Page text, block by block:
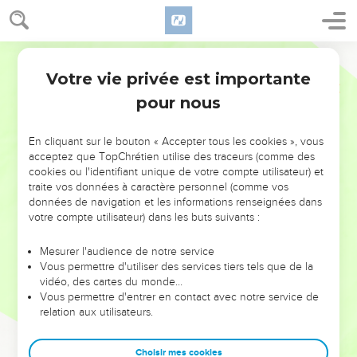
NE MANQUEZ PAS L’ÉVÉNEMENT
DE L’ANNÉE !
ET SI LEURS ERREURS POUVAIENT VOUS ÉVITER LES
VOTRES ?
leur foi ou leur vision. Mais on voit moins les doutes, les erreurs
et les saisons difficiles qu'ils ont traversés, alors même que ce
sont elles qui les ont façonnés.
Dans cette conférence, leaders, entrepreneurs, et responsables
clés pour avancer avec plus de sagesse afin que leurs erreurs
Votre vie privée est importante
pour nous
En cliquant sur le bouton « Accepter tous les cookies », vous
acceptez que TopChrétien utilise des traceurs (comme des
cookies ou l'identifiant unique de votre compte utilisateur) et
traite vos données à caractère personnel (comme vos
données de navigation et les informations renseignées dans
votre compte utilisateur) dans les buts suivants :
Mesurer l'audience de notre service
Vous permettre d'utiliser des services tiers tels que de la
vidéo, des cartes du monde…
Vous permettre d'entrer en contact avec notre service de
relation aux utilisateurs.
Choisir mes cookies